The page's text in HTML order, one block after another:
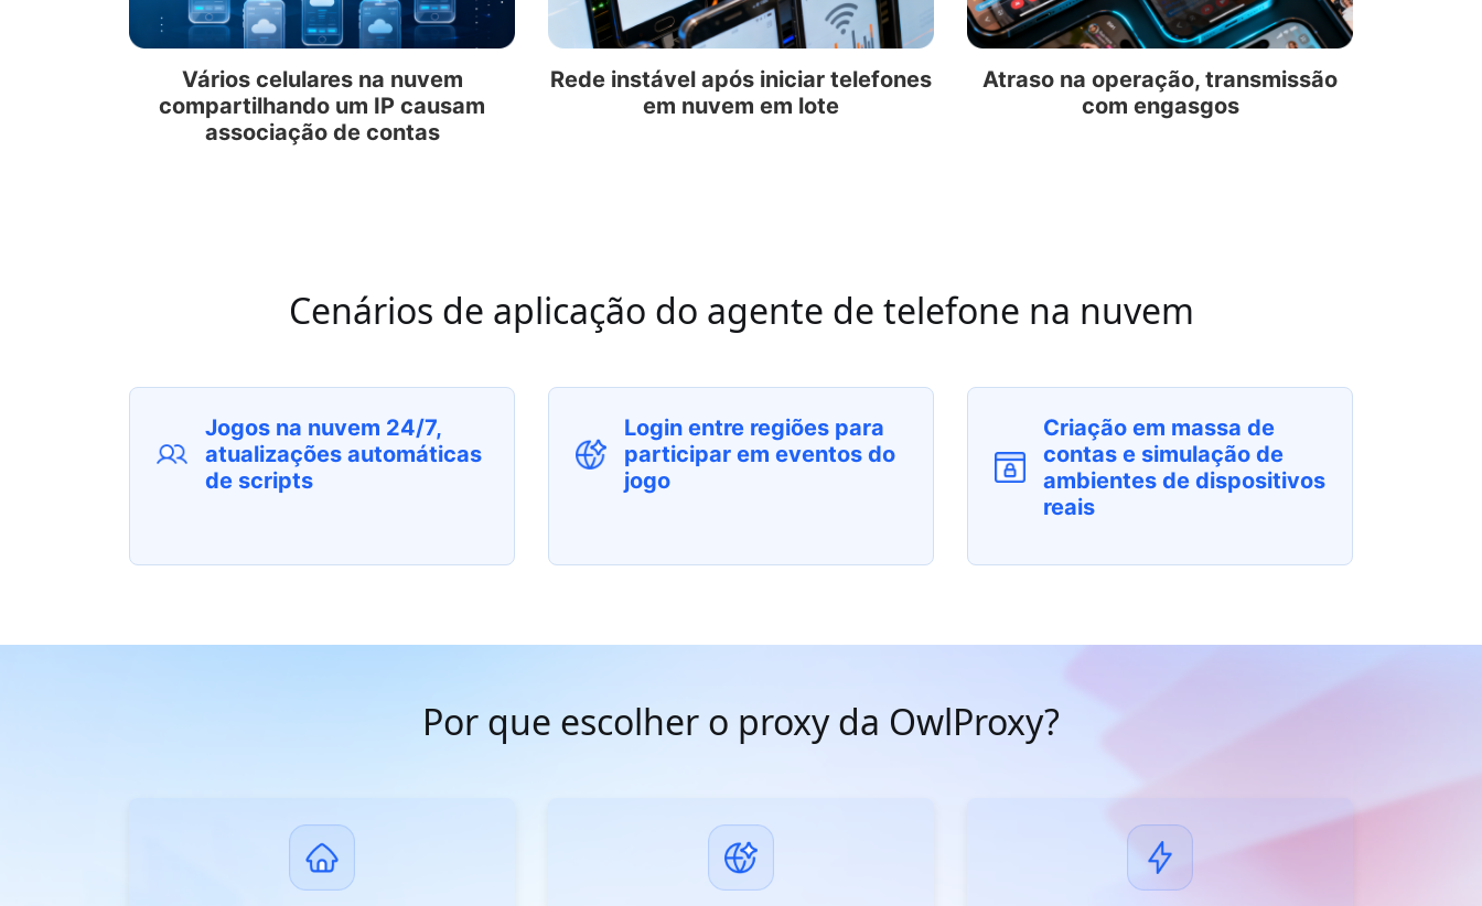
Vários celulares na nuvem
compartilhando um IP causam
associação de contas
Rede instável após iniciar telefones
em nuvem em lote
Atraso na operação, transmissão
com engasgos
Cenários de aplicação do agente de telefone na nuvem
Jogos na nuvem 24/7,
atualizações automáticas
de scripts
Login entre regiões para
participar em eventos do
jogo
Criação em massa de
contas e simulação de
ambientes de dispositivos
reais
Por que escolher o proxy da OwlProxy?